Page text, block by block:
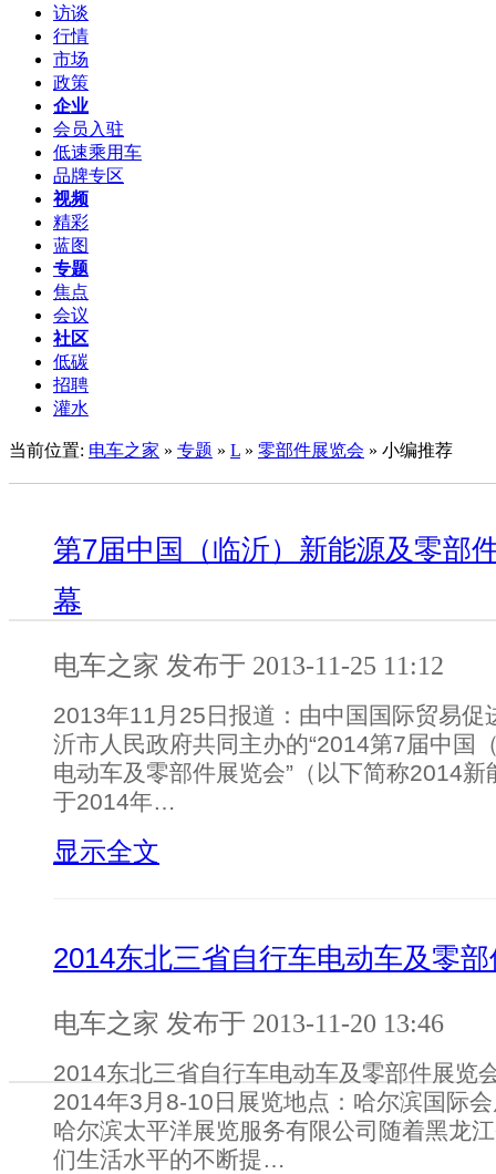
访谈
行情
市场
政策
企业
会员入驻
低速乘用车
品牌专区
视频
精彩
蓝图
专题
焦点
会议
社区
低碳
招聘
灌水
当前位置: 电车之家 » 专题 » L » 零部件展览会 » 小编推荐
第7届中国（临沂）新能源及零部
幕
电车之家 发布于 2013-11-25 11:12
2013年11月25日报道：由中国国际贸易促
沂市人民政府共同主办的“2014第7届中国
电动车及零部件展览会”（以下简称2014
于2014年…
显示全文
2014东北三省自行车电动车及零
电车之家 发布于 2013-11-20 13:46
2014东北三省自行车电动车及零部件展览
2014年3月8-10日展览地点：哈尔滨国际
哈尔滨太平洋展览服务有限公司随着黑龙
们生活水平的不断提…